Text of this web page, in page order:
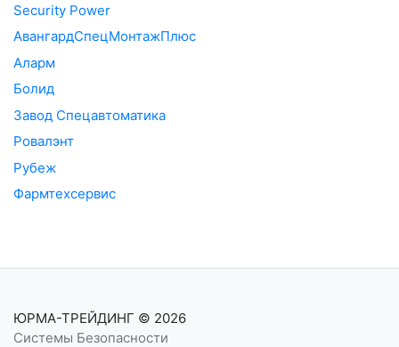
Security Power
АвангардСпецМонтажПлюс
Аларм
Болид
Завод Спецавтоматика
Ровалэнт
Рубеж
Фармтехсервис
ЮРМА-ТРЕЙДИНГ © 2026
Системы Безопасности